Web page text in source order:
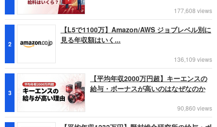
177,608 views
2
【L5で1100万】Amazon/AWS ジョブレベル別に
見る年収額はいく...
136,109 views
3
【平均年収2000万円超】キーエンスの
給与・ボーナスが高いのはなぜなのか
90,860 views